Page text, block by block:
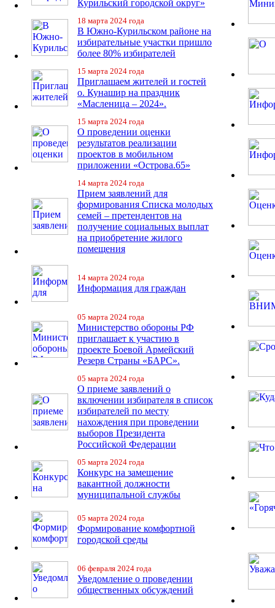
Курильский городской округ»
18 марта 2024 года
В Южно-Курильском районе на
избирательные участки пришло
более 80% избирателей
15 марта 2024 года
Приглашаем жителей и гостей
о. Кунашир на праздник
«Масленица – 2024».
15 марта 2024 года
О проведении оценки
результатов реализации
проектов в мобильном
приложении «Острова.65»
14 марта 2024 года
Прием заявлений для
формирования Списка молодых
семей – претендентов на
получение социальных выплат
на приобретение жилого
помещения
14 марта 2024 года
Информация для граждан
05 марта 2024 года
Министерство обороны РФ
приглашает к участию в
проекте Боевой Армейский
Резерв Страны «БАРС».
05 марта 2024 года
О приеме заявлений о
включении избирателя в список
избирателей по месту
нахождения при проведении
выборов Президента
Российской Федерации
05 марта 2024 года
Конкурс на замещение
вакантной должности
муниципальной службы
05 марта 2024 года
Формирование комфортной
городской среды
06 февраля 2024 года
Уведомление о проведении
общественных обсуждений